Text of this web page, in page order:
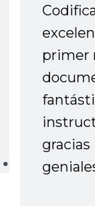
primer
gracias